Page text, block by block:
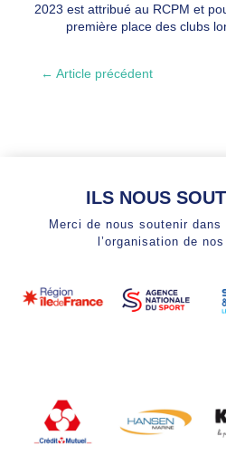
2023 est attribué au RCPM et
première place des clubs
← Article précédent
ILS NOUS
Merci de nous soutenir
l’organisation de